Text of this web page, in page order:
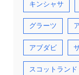
キンシャサ
グラーツ
アブダビ
スコットランド